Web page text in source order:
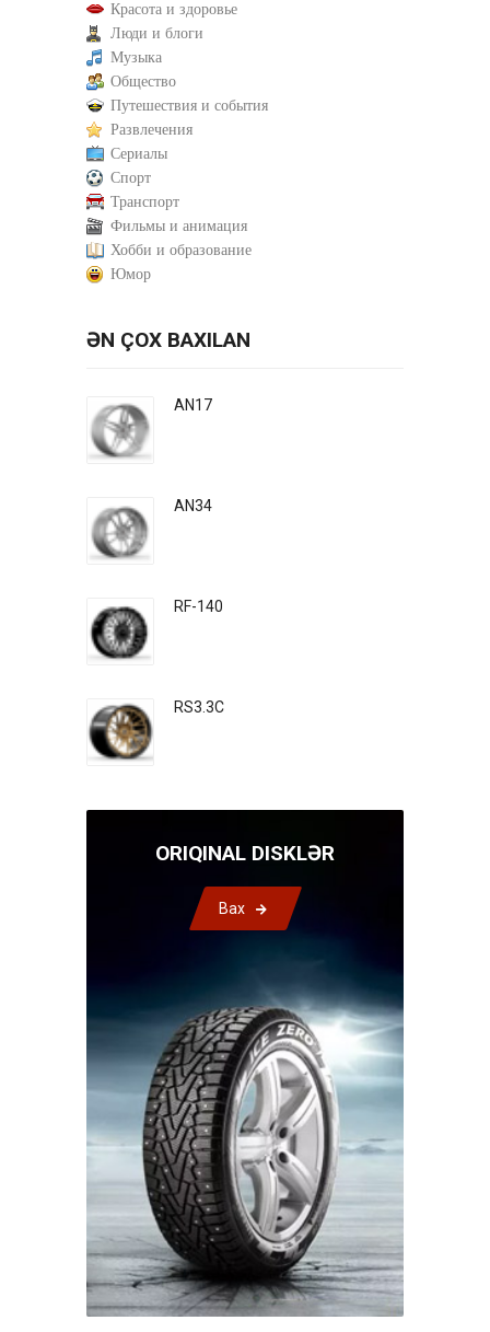
Красота и здоровье
Люди и блоги
Музыка
Общество
Путешествия и события
Развлечения
Сериалы
Спорт
Транспорт
Фильмы и анимация
Хобби и образование
Юмор
ƏN ÇOX BAXILAN
AN17
AN34
RF-140
RS3.3C
ORIQINAL DISKLƏR
Bax